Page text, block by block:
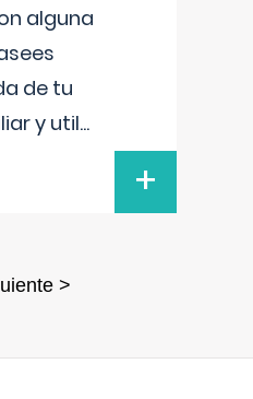
alguna
de tu
y util...
+
>